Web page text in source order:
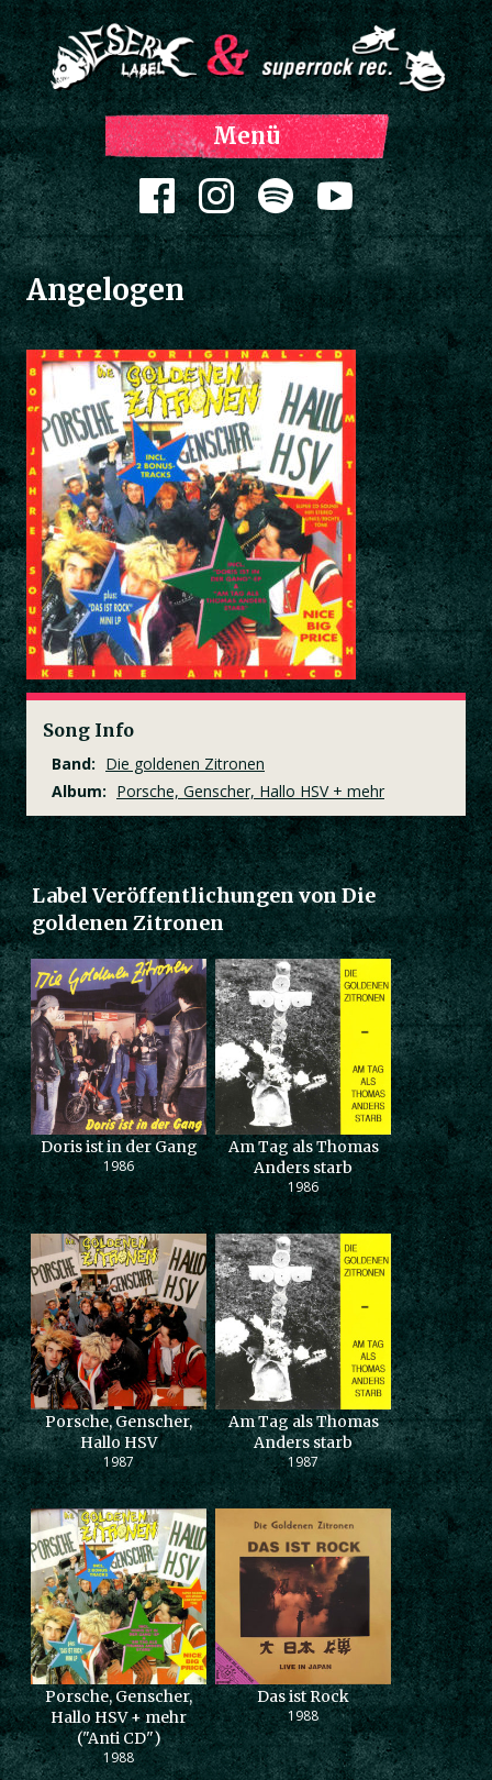
Menü
Zum Inhalt springen
Angelogen
Song Info
Band: Die goldenen Zitronen
Album: Porsche, Genscher, Hallo HSV + mehr
Label Veröffentlichungen von Die
goldenen Zitronen
Doris ist in der Gang
1986
Am Tag als Thomas
Anders starb
1986
Porsche, Genscher,
Hallo HSV
1987
Am Tag als Thomas
Anders starb
1987
Porsche, Genscher,
Hallo HSV + mehr
("Anti CD")
1988
Das ist Rock
1988